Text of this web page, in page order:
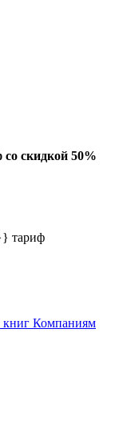
скидкой 50%
тариф
книг Компаниям